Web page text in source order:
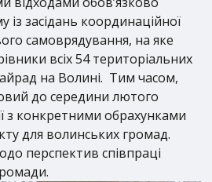
засідань координаційної
самоврядування, на яке
всіх 54 територіальних
на Волині. Тим часом,
до середини лютого
з конкретними обрахунками
для волинських громад.
перспектив співпраці